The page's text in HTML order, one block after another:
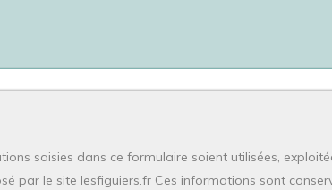
saisies dans ce formulaire soient utilisées,
par le site lesfiguiers.fr Ces informations sont